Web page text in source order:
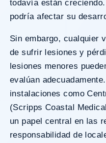
todavía están
podría afectar su
Sin embargo, cualquier
de sufrir lesiones y
lesiones menores
evalúan
instalaciones como
(Scripps Coastal
un papel central en las
responsabilidad de